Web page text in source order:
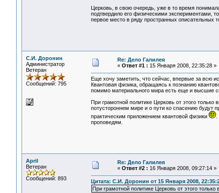
Церковь, в свою очередь, уже в то время
подтвердило его физическими экспериментами,
первое место в ряду пространных описательных
С.И. Доронин
Администратор
Ветеран
Сообщений: 795
Re: Дело Галилея
« Ответ #1 : 15 Января 2008, 22:35:28 »
Еще хочу заметить, что сейчас, впервые за всю
Квантовая физика, обращаясь к познанию
помимо материального мира есть еще и высшие
При грамотной политике Церковь от этого
потустороннем мире и о пути ко спасению будут
практическим приложением квантовой физики
.
проповедям.
April
Ветеран
Сообщений: 893
Re: Дело Галилея
« Ответ #2 : 16 Января 2008, 09:27:14 »
Цитата: С.И. Доронин от 15 Января 2008,
При грамотной политике Церковь от этого